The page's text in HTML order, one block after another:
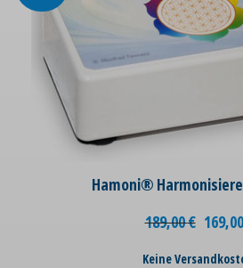
Hamoni®
189,00€ 169,00
Keine